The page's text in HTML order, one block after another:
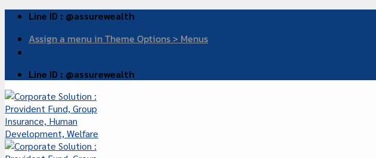
Skip
content
Line ID : @assurewealth
Assign a menu in Theme Options > Menus
Line ID : @assurewealth